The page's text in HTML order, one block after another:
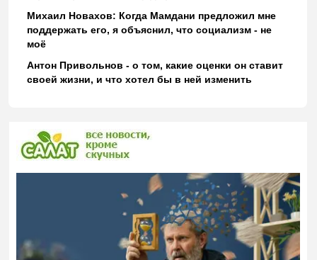
Михаил Новахов: Когда Мамдани предложил мне
поддержать его, я объяснил, что социализм - не
моё
Антон Привольнов - о том, какие оценки он ставит
своей жизни, и что хотел бы в ней изменить